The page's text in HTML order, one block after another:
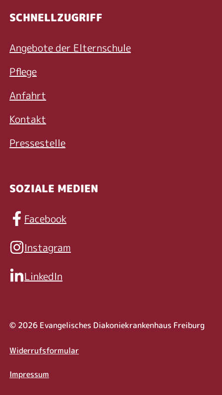
SCHNELLZUGRIFF
Angebote der Elternschule
Pflege
Anfahrt
Kontakt
Pressestelle
SOZIALE MEDIEN
Facebook
Instagram
LinkedIn
© 2026 Evangelisches Diakoniekrankenhaus Freiburg
Rechtliche
Widerrufsformular
Impressum